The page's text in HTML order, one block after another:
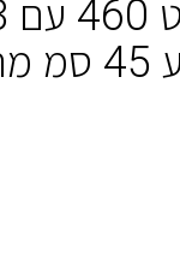
"ראש
מצבים,זכוכית